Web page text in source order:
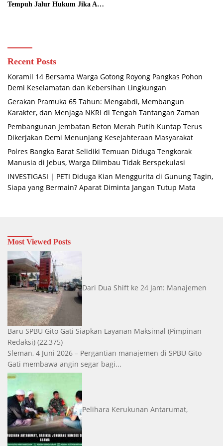
Tempuh Jalur Hukum Jika Ada
Recent Posts
Koramil 14 Bersama Warga Gotong Royong Pangkas Pohon
Demi Keselamatan dan Kebersihan Lingkungan
Gerakan Pramuka 65 Tahun: Mengabdi, Membangun
Karakter, dan Menjaga NKRI di Tengah Tantangan Zaman
Pembangunan Jembatan Beton Merah Putih Kuntap Terus
Dikerjakan Demi Menunjang Kesejahteraan Masyarakat
Polres Bangka Barat Selidiki Temuan Diduga Tengkorak
Manusia di Jebus, Warga Diimbau Tidak Berspekulasi
INVESTIGASI | PETI Diduga Kian Menggurita di Gunung Tagin,
Siapa yang Bermain? Aparat Diminta Jangan Tutup Mata
Most Viewed Posts
Dari Dua Shift ke 24 Jam: Manajemen
Baru SPBU Gito Gati Siapkan Layanan Maksimal (Pimpinan
Redaksi) (22,375)
Sleman, 4 Juni 2026 – Pergantian manajemen di SPBU Gito
Gati membawa angin segar bagi...
Pelihara Kerukunan Antarumat,